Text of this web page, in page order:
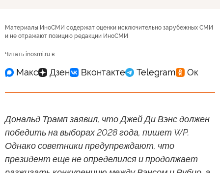
Материалы ИноСМИ содержат оценки исключительно зарубежных СМИ
и не отражают позицию редакции ИноСМИ
Читать inosmi.ru в
Дональд Трамп заявил, что Джей Ди Вэнс должен
победить на выборах 2028 года, пишет WP.
Однако советники предупреждают, что
президент еще не определился и продолжает